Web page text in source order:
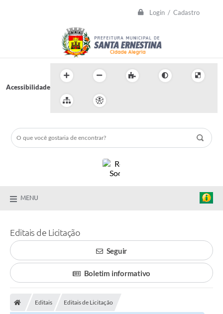
Login / Cadastro
Acessibilidade
MENU
Editais de Licitação
Seguir
Boletim informativo
Editais Editais de Licitação